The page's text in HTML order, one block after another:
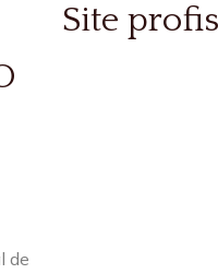
Site
de